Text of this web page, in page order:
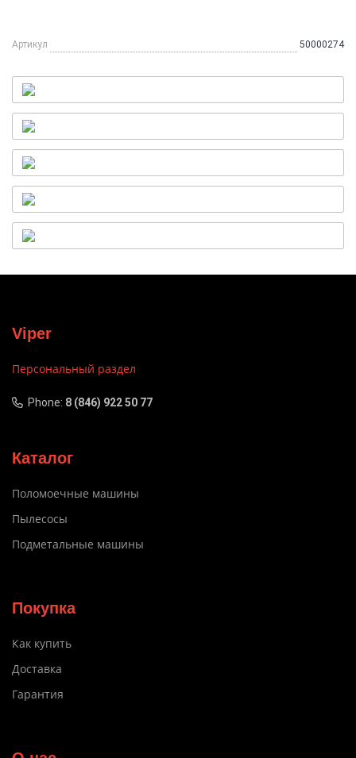
Артикул 50000274
Viper
Персональный раздел
Phone: 8 (846) 922 50 77
Каталог
Поломоечные машины
Пылесосы
Подметальные машины
Покупка
Как купить
Доставка
Гарантия